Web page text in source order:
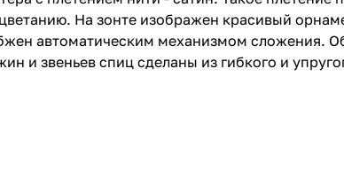
На зонте изображен красивый
автоматическим механизмом сложения.
и звеньев спиц сделаны из гибкого и